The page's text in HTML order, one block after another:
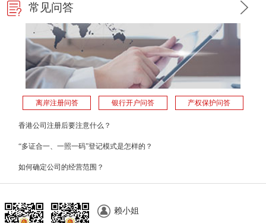
常见问答
离岸注册问答 银行开户问答 产权保护问答
香港公司注册后要注意什么？
“多证合一、一照一码”登记模式是怎样的？
如何确定公司的经营范围？
赖小姐